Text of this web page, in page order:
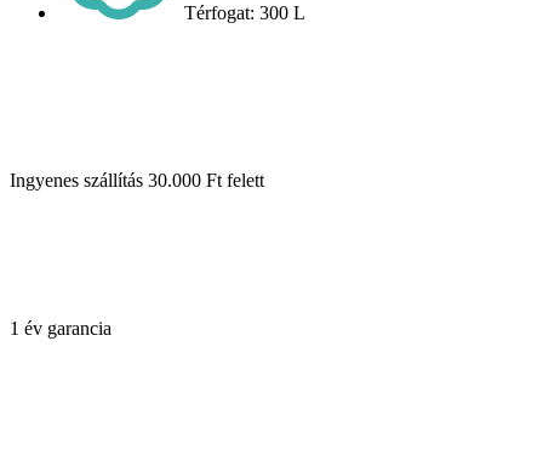
Térfogat: 300 L
Ingyenes szállítás 30.000 Ft felett
1 év garancia